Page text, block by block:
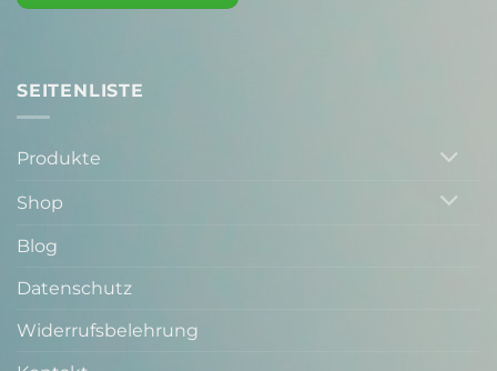
SEITENLISTE
Produkte
Shop
Blog
Datenschutz
Widerrufsbelehrung